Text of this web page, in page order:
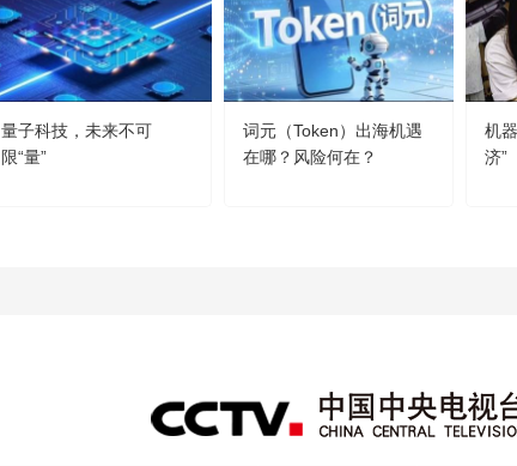
量子科技，未来不可
限“量”
词元（Token）出海机遇
在哪？风险何在？
机
济”